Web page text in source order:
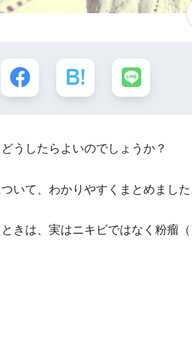
うしたらよいのでしょうか？
いて、わかりやすくまとめました
きは、実はニキビではなく粉瘤